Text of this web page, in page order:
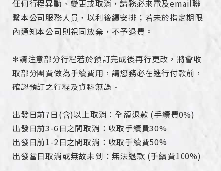
任何行程異動、變更或取消，請務必來電及email聯
繫本公司服務人員，以利後續安排；若未於指定期限
內通知本公司則視同放棄，不予退費。
✻請注意部分行程若於預訂完成後再行更改，將會收
取部分團費做為手續費用，請您務必在進行付款前，
確認預訂之行程及資料無誤。
出發日前7日(含)以上取消：全額退款 (手續費0%)
出發日前3-6日之間取消：收取手續費30%
出發日前1-2日之間取消：收取手續費50%
出發當日取消或無故未到：無法退款 (手續費100%)